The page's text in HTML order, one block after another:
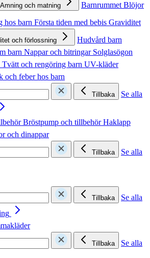
Amning och matning BarnrummetBlöjor
hos barn Första tiden med bebis Graviditet
och förlossning
Hudvård barn
barn Nappar och bitringar Solglasögon
Tvätt och rengöring barn UV-kläder
och feber hos barn
Tillbaka
Se alla
Bröstpump och tillbehörHaklapp
och dinappar
Tillbaka
Se alla
Tillbaka
Se alla
Tillbaka
Se alla